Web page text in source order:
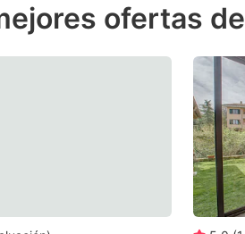
the
for
ofertas